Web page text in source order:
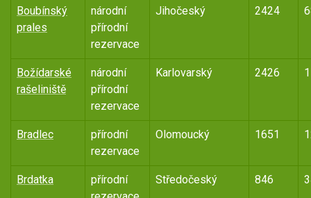
Boubínský
prales
národní
přírodní
rezervace
Jihočeský 2424
Božídarské
rašeliniště
národní
přírodní
rezervace
Karlovarský 2426
Bradlec
přírodní
rezervace
Olomoucký 1651
Brdatka
přírodní
Středočeský 846